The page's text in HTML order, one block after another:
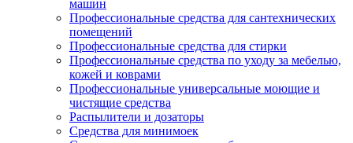
машин
Профессиональные средства для сантехнических
помещений
Профессиональные средства для стирки
Профессиональные средства по уходу за мебелью,
кожей и коврами
Профессиональные универсальные моющие и
чистящие средства
Распылители и дозаторы
Средства для минимоек